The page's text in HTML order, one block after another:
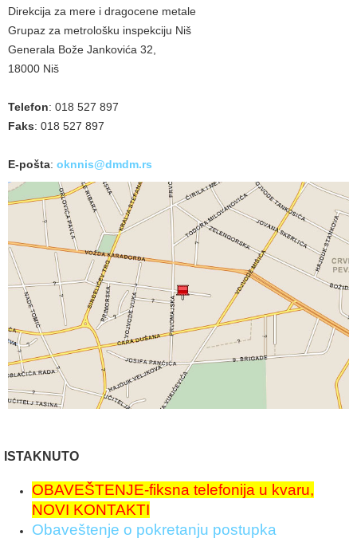
Direkcija za mere i dragocene metale
Grupaz za metrološku inspekciju Niš
Generala Bože Jankovića 32,
18000 Niš
Telefon: 018 527 897
Faks: 018 527 897
E-pošta: oknnis@dmdm.rs
ISTAKNUTO
OBAVEŠTENJE-fiksna telefonija u kvaru,
NOVI KONTAKTI
Obaveštenje o pokretanju postupka